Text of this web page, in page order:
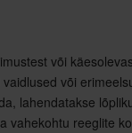
või
või
lahendatakse
vahekohtu reeglite